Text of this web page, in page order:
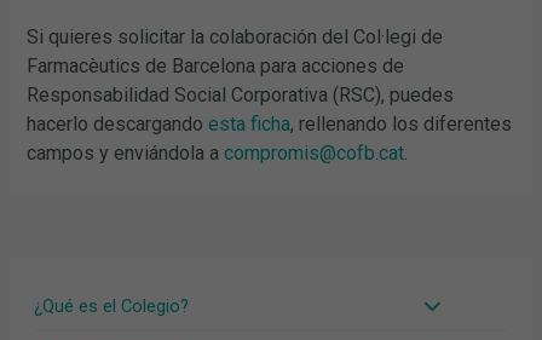
¿Qué es el Colegio?
Si quieres solicitar la colaboración del Col·legi de
Farmacèutics de Barcelona para acciones de
Responsabilidad Social Corporativa (RSC), puedes
hacerlo descargandoesta ficha, rellenando los diferentes
campos y enviándola acompromis@cofb.cat